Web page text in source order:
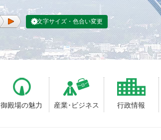
御殿場の魅力 産業･ビジネス 行政情報
文字サイズ・色合い変更